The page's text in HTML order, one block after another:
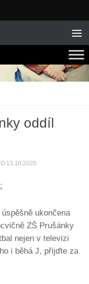
oddíl
13.10.2020
ukončena
ZŠ Prušánky
nejen v televizi
i běhá J, přijďte za